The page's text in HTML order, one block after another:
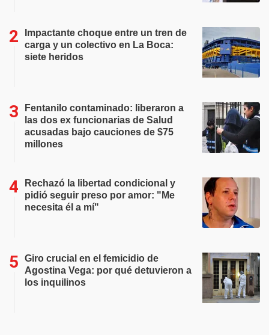
Impactante choque entre un tren de
carga y un colectivo en La Boca:
siete heridos
Fentanilo contaminado: liberaron a
las dos ex funcionarias de Salud
acusadas bajo cauciones de $75
millones
Rechazó la libertad condicional y
pidió seguir preso por amor: "Me
necesita él a mí"
Giro crucial en el femicidio de
Agostina Vega: por qué detuvieron a
los inquilinos